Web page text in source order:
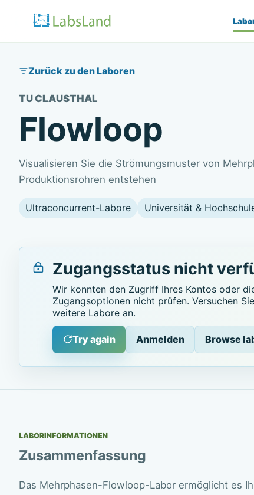
Zurück zu den Laboren
TU CLAUSTHAL
Flowloop
Visualisieren Sie die Strömungsmuster von
Produktionsrohren entstehen
Ultraconcurrent-Labore Universität &
Zugangsstatus nicht
Wir konnten den Zugriff Ihres Kontos oder
Zugangsoptionen nicht prüfen. Versuchen
weitere Labore an.
Try again Anmelden Browse
LABORINFORMATIONEN
Zusammenfassung
Das Mehrphasen-Flowloop-Labor ermöglicht es